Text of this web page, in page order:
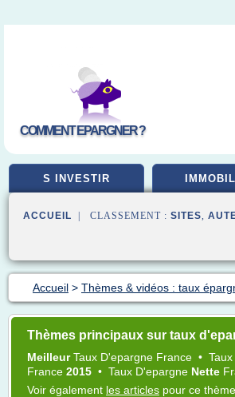
COMMENT EPARGNER ?
S INVESTIR
ACCUEIL | CLASSEMENT : SITES,
Accueil > Thèmes & vidéos : taux
Thèmes principaux sur taux
MeilleurTaux D'epargne France •
France 2015 • Taux D'epargne Nette
Voir également les articles pour ce thème